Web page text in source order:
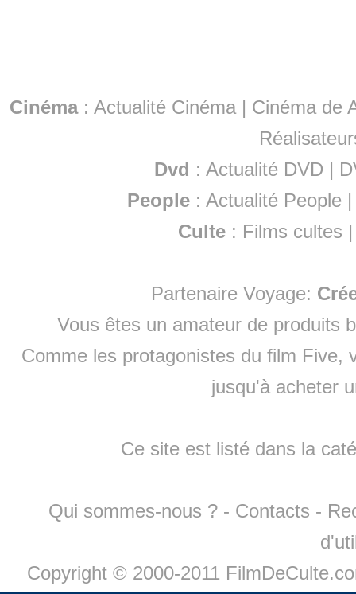
Cinéma: Actualité Cinéma | Cinéma de
Dvd : Actualité DVD |
People :Actualité People
Culte : Films cultes
Partenaire Voyage:
Vous êtes un amateur de produits
Comme les protagonistes du film Five,
jusqu'à acheter
Ce site est listé dans la
Qui sommes-nous ? - Contacts -
Copyright © 2000-2011